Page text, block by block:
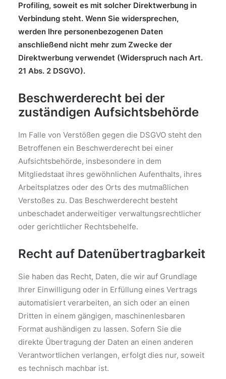
Profiling, soweit es mit solcher Direktwerbung in
Verbindung steht. Wenn Sie widersprechen,
werden Ihre personenbezogenen Daten
anschließend nicht mehr zum Zwecke der
Direktwerbung verwendet (Widerspruch nach Art.
21 Abs. 2 DSGVO).
Beschwerderecht bei der
zuständigen Aufsichtsbehörde
Im Falle von Verstößen gegen die DSGVO steht den
Betroffenen ein Beschwerderecht bei einer
Aufsichtsbehörde, insbesondere in dem
Mitgliedstaat ihres gewöhnlichen Aufenthalts, ihres
Arbeitsplatzes oder des Orts des mutmaßlichen
Verstoßes zu. Das Beschwerderecht besteht
unbeschadet anderweitiger verwaltungsrechtlicher
oder gerichtlicher Rechtsbehelfe.
Recht auf Datenübertragbarkeit
Sie haben das Recht, Daten, die wir auf Grundlage
Ihrer Einwilligung oder in Erfüllung eines Vertrags
automatisiert verarbeiten, an sich oder an einen
Dritten in einem gängigen, maschinenlesbaren
Format aushändigen zu lassen. Sofern Sie die
direkte Übertragung der Daten an einen anderen
Verantwortlichen verlangen, erfolgt dies nur, soweit
es technisch machbar ist.